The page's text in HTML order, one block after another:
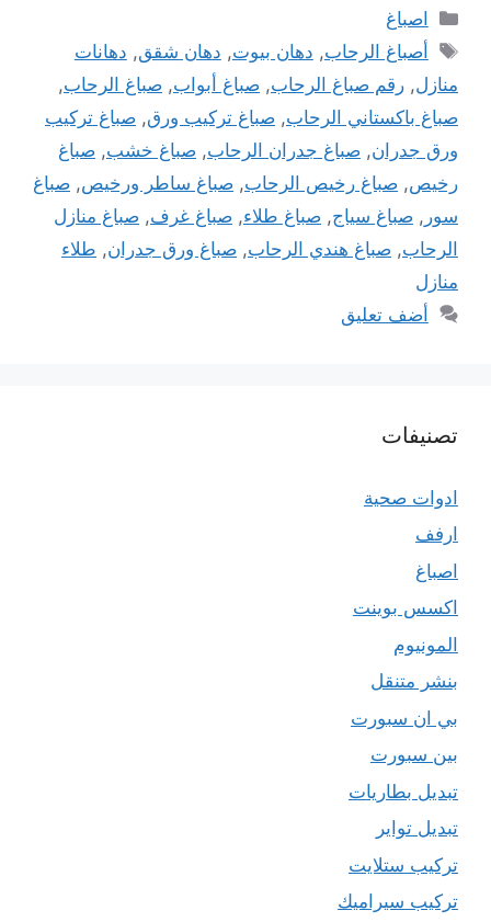
التصنيفات
اصباغ
الوسوم
أصباغ الرحاب, دهان بيوت, دهان شقق, دهانات
منازل, رقم صباغ الرحاب, صباغ أبواب, صباغ الرحاب,
صباغ باكستاني الرحاب, صباغ تركيب ورق, صباغ تركيب
ورق جدران, صباغ جدران الرحاب, صباغ خشب, صباغ
رخيص, صباغ رخيص الرحاب, صباغ ساطر ورخيص, صباغ
سور , صباغ سياج, صباغ طلاء, صباغ غرف, صباغ منازل
الرحاب, صباغ هندي الرحاب, صباغ ورق جدران, طلاء
منازل
أضف تعليق
تصنيفات
ادوات صحية
ارفف
اصباغ
اكسس بوينت
المونيوم
بنشر متنقل
بي ان سبورت
بين سبورت
تبديل بطاريات
تبديل تواير
تركيب ستلايت
تركيب سيراميك